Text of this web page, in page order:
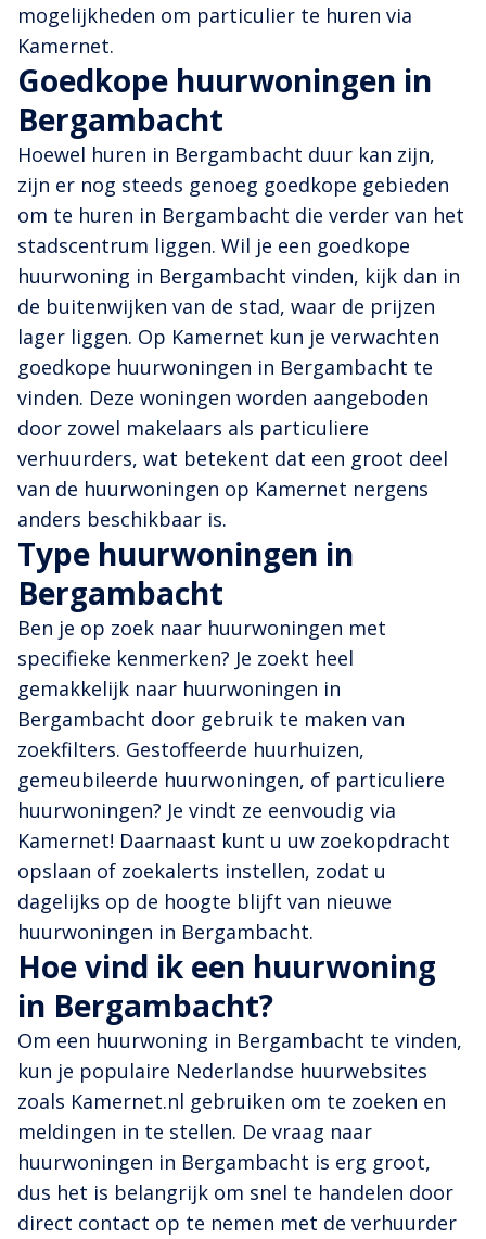
mogelijkheden om particulier te huren via
Kamernet.
Goedkope huurwoningen in
Bergambacht
Hoewel huren in Bergambacht duur kan zijn,
zijn er nog steeds genoeg goedkope gebieden
om te huren in Bergambacht die verder van het
stadscentrum liggen. Wil je een goedkope
huurwoning in Bergambacht vinden, kijk dan in
de buitenwijken van de stad, waar de prijzen
lager liggen. Op Kamernet kun je verwachten
goedkope huurwoningen in Bergambacht te
vinden. Deze woningen worden aangeboden
door zowel makelaars als particuliere
verhuurders, wat betekent dat een groot deel
van de huurwoningen op Kamernet nergens
anders beschikbaar is.
Type huurwoningen in
Bergambacht
Ben je op zoek naar huurwoningen met
specifieke kenmerken? Je zoekt heel
gemakkelijk naar huurwoningen in
Bergambacht door gebruik te maken van
zoekfilters. Gestoffeerde huurhuizen,
gemeubileerde huurwoningen, of particuliere
huurwoningen? Je vindt ze eenvoudig via
Kamernet! Daarnaast kunt u uw zoekopdracht
opslaan of zoekalerts instellen, zodat u
dagelijks op de hoogte blijft van nieuwe
huurwoningen in Bergambacht.
Hoe vind ik een huurwoning
in Bergambacht?
Om een huurwoning in Bergambacht te vinden,
kun je populaire Nederlandse huurwebsites
zoals Kamernet.nl gebruiken om te zoeken en
meldingen in te stellen. De vraag naar
huurwoningen in Bergambacht is erg groot,
dus het is belangrijk om snel te handelen door
direct contact op te nemen met de verhuurder